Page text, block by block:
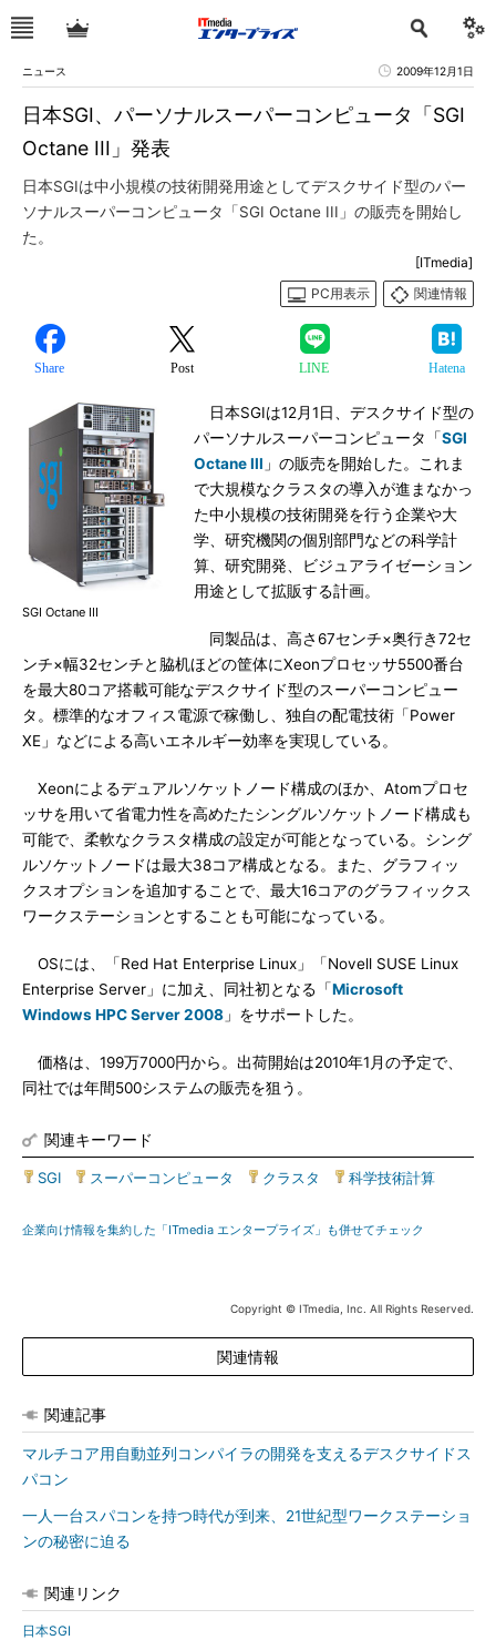
ニュース 2009年12月1日
日本SGI、パーソナルスーパーコンピュータ「SGI
Octane III」発表
日本SGIは中小規模の技術開発用途としてデスクサイド型のパー
ソナルスーパーコンピュータ「SGI Octane III」の販売を開始し
た。
[ITmedia]
PC用表示
関連情報
Share Post LINE Hatena
SGI Octane III
日本SGIは12月1日、デスクサイド型の
パーソナルスーパーコンピュータ「SGI
Octane III 」の販売を開始した。これま
で大規模なクラスタの導入が進まなかっ
た中小規模の技術開発を行う企業や大
学、研究機関の個別部門などの科学計
算、研究開発、ビジュアライゼーション
用途として拡販する計画。
同製品は、高さ67センチ×奥行き72セ
ンチ×幅32センチと脇机ほどの筐体にXeonプロセッサ5500番台
を最大80コア搭載可能なデスクサイド型のスーパーコンピュー
タ。標準的なオフィス電源で稼働し、独自の配電技術「Power
XE」などによる高いエネルギー効率を実現している。
Xeonによるデュアルソケットノード構成のほか、Atomプロセ
ッサを用いて省電力性を高めたたシングルソケットノード構成も
可能で、柔軟なクラスタ構成の設定が可能となっている。シング
ルソケットノードは最大38コア構成となる。また、グラフィッ
クスオプションを追加することで、最大16コアのグラフィックス
ワークステーションとすることも可能になっている。
OSには、「Red Hat Enterprise Linux」「Novell SUSE Linux
Enterprise Server」に加え、同社初となる「Microsoft
Windows HPC Server 2008 」をサポートした。
価格は、199万7000円から。出荷開始は2010年1月の予定で、
同社では年間500システムの販売を狙う。
関連キーワード
SGI スーパーコンピュータ クラスタ 科学技術計算
企業向け情報を集約した「ITmedia エンタープライズ」も併せてチェック
Copyright © ITmedia, Inc. All Rights Reserved.
関連情報
関連記事
マルチコア用自動並列コンパイラの開発を支えるデスクサイドス
パコン
一人一台スパコンを持つ時代が到来、21世紀型ワークステーショ
ンの秘密に迫る
関連リンク
日本SGI